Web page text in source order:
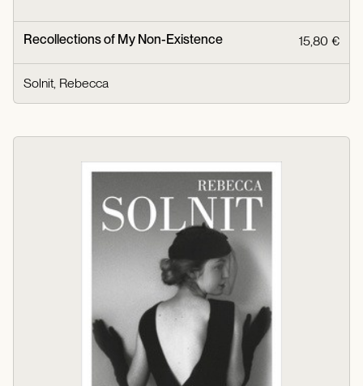
Recollections of My Non-Existence 15,80 €
Solnit, Rebecca